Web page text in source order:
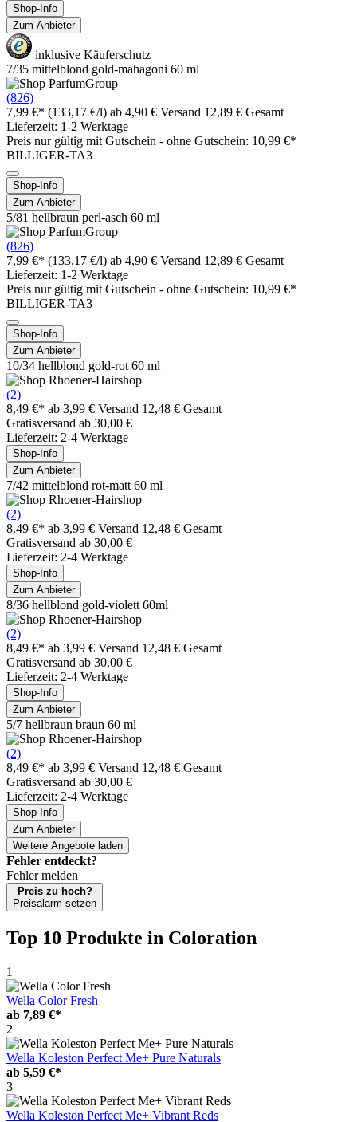
Shop-Info
Zum Anbieter
inklusive Käuferschutz
7/35 mittelblond gold-mahagoni 60 ml
(826)
7,99 €* (133,17 €/l) ab 4,90 € Versand 12,89 € Gesamt
Lieferzeit: 1-2 Werktage
Preis nur gültig mit Gutschein - ohne Gutschein: 10,99 €*
BILLIGER-TA3
Shop-Info
Zum Anbieter
5/81 hellbraun perl-asch 60 ml
(826)
7,99 €* (133,17 €/l) ab 4,90 € Versand 12,89 € Gesamt
Lieferzeit: 1-2 Werktage
Preis nur gültig mit Gutschein - ohne Gutschein: 10,99 €*
BILLIGER-TA3
Shop-Info
Zum Anbieter
10/34 hellblond gold-rot 60 ml
(2)
8,49 €* ab 3,99 € Versand 12,48 € Gesamt
Gratisversand ab 30,00 €
Lieferzeit: 2-4 Werktage
Shop-Info
Zum Anbieter
7/42 mittelblond rot-matt 60 ml
(2)
8,49 €* ab 3,99 € Versand 12,48 € Gesamt
Gratisversand ab 30,00 €
Lieferzeit: 2-4 Werktage
Shop-Info
Zum Anbieter
8/36 hellblond gold-violett 60ml
(2)
8,49 €* ab 3,99 € Versand 12,48 € Gesamt
Gratisversand ab 30,00 €
Lieferzeit: 2-4 Werktage
Shop-Info
Zum Anbieter
5/7 hellbraun braun 60 ml
(2)
8,49 €* ab 3,99 € Versand 12,48 € Gesamt
Gratisversand ab 30,00 €
Lieferzeit: 2-4 Werktage
Shop-Info
Zum Anbieter
Weitere Angebote laden
Fehler entdeckt?
Fehler melden
Preis zu hoch?
Preisalarm setzen
Top 10 Produkte in Coloration
1
Wella Color Fresh
ab 7,89 €*
2
Wella Koleston Perfect Me+ Pure Naturals
ab 5,59 €*
3
Wella Koleston Perfect Me+ Vibrant Reds